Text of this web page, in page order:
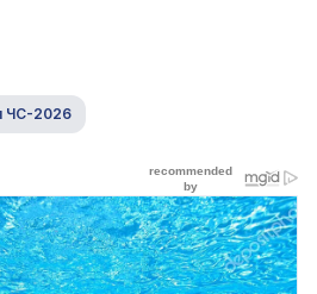
ЧС-2026